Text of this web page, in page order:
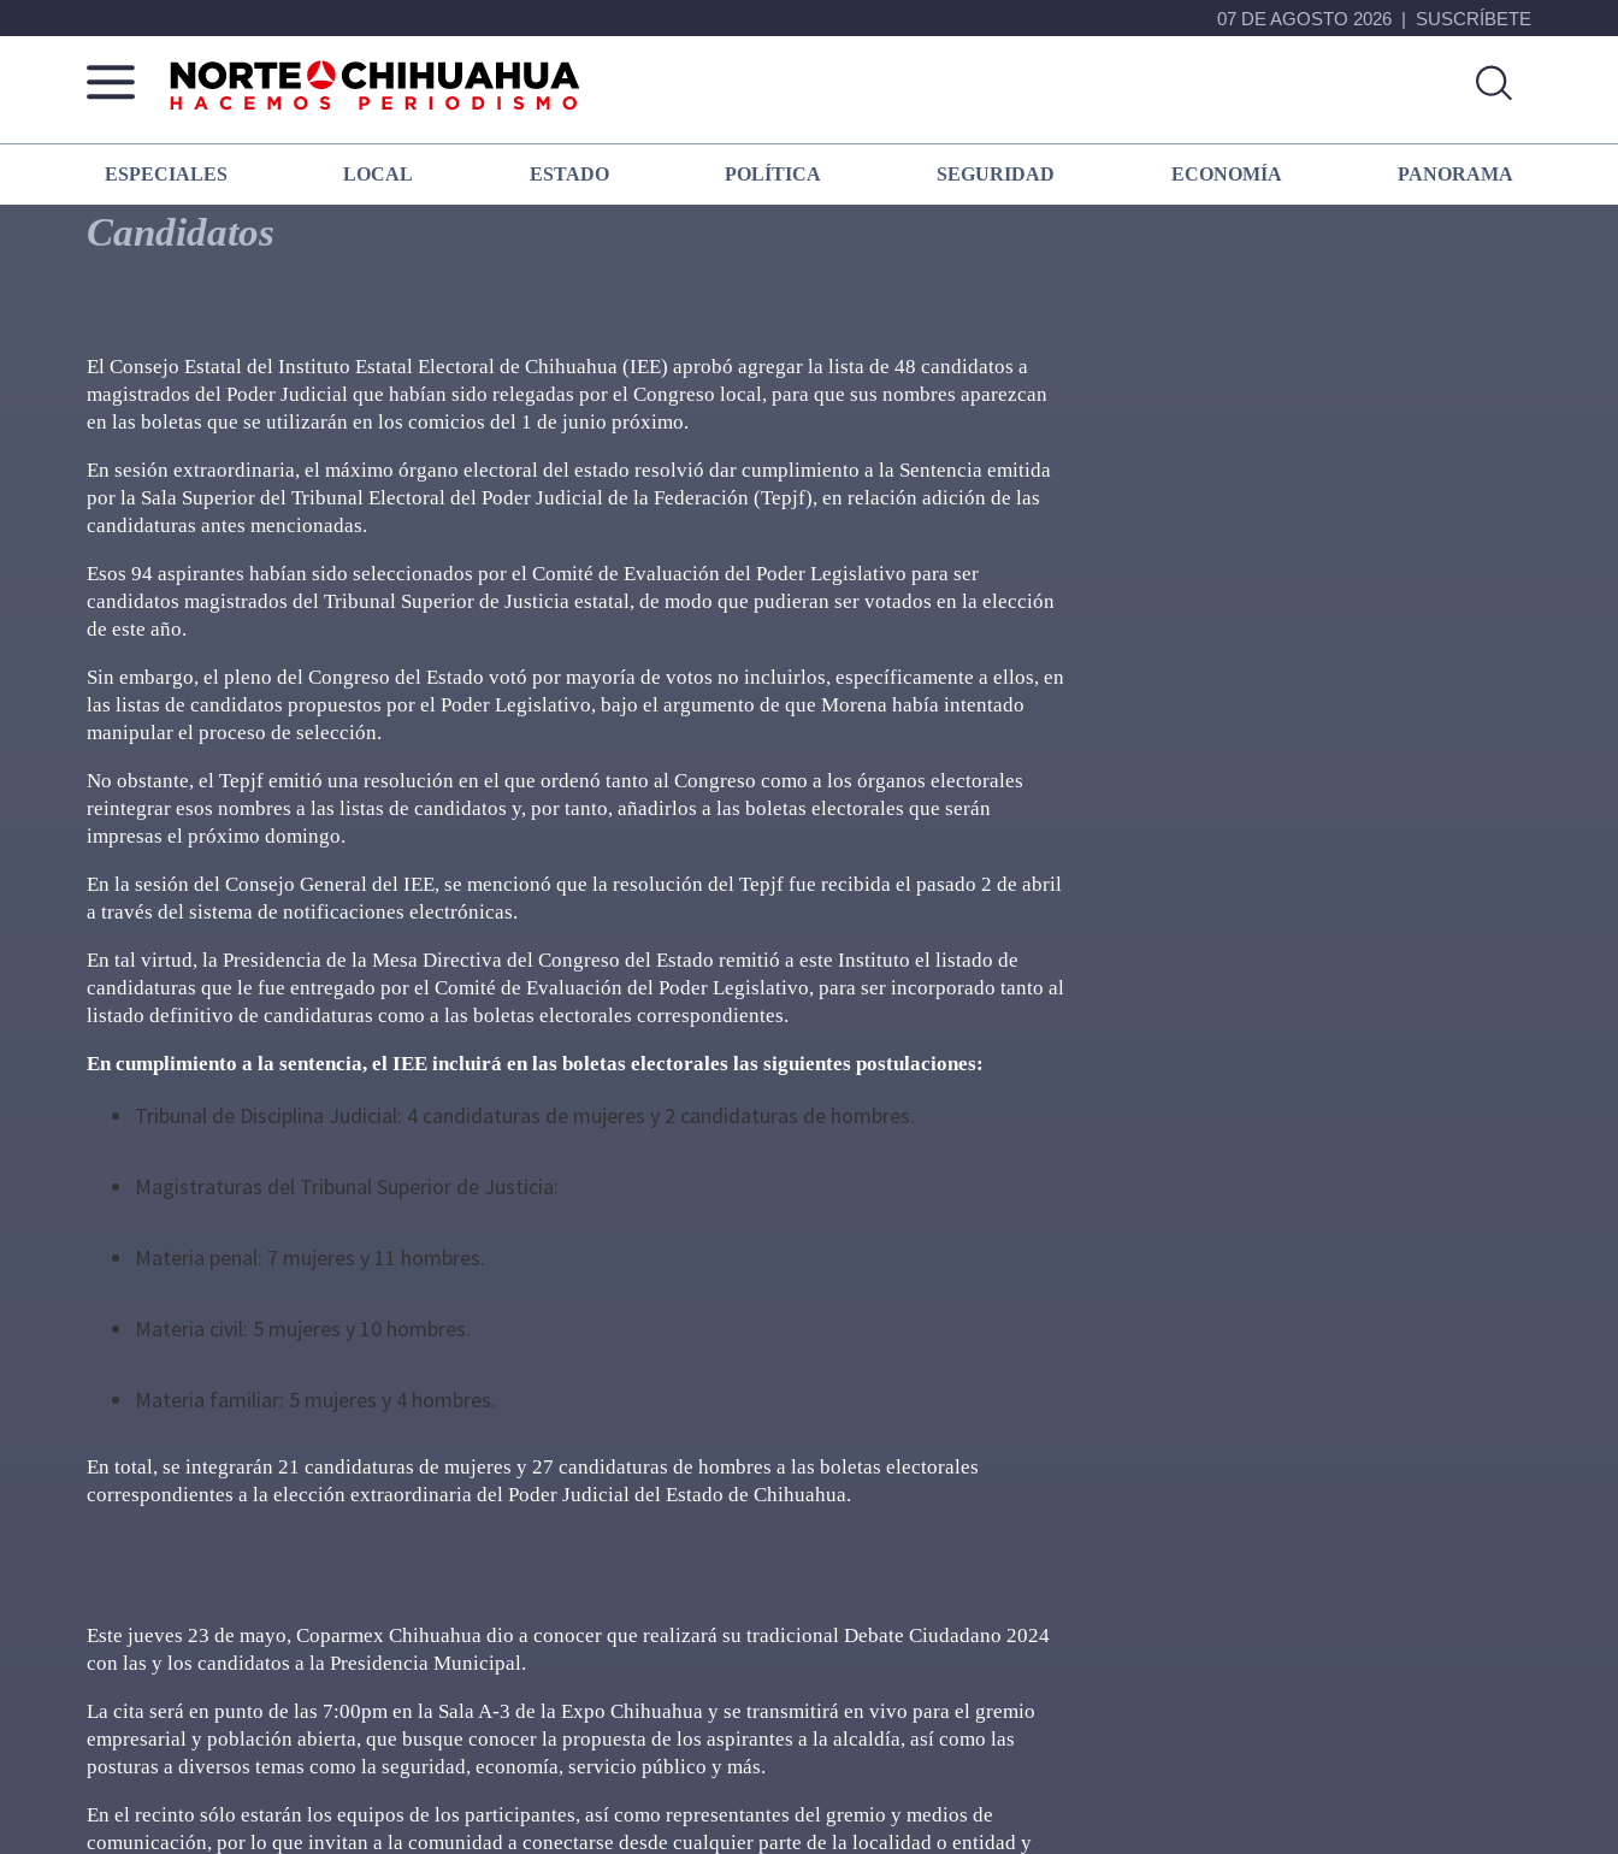
07 DE AGOSTO 2026 SUSCRÍBETE
Norte
De
Chihuahua
Más
que
noticias,
hacemos periodismo
ESPECIALES LOCAL ESTADO POLÍTICA SEGURIDAD ECONOMÍA PANORAMA
Candidatos
El Consejo Estatal del Instituto Estatal Electoral de Chihuahua (IEE) aprobó agregar la lista de 48 candidatos a
magistrados del Poder Judicial que habían sido relegadas por el Congreso local, para que sus nombres aparezcan
en las boletas que se utilizarán en los comicios del 1 de junio próximo.
En sesión extraordinaria, el máximo órgano electoral del estado resolvió dar cumplimiento a la Sentencia emitida
por la Sala Superior del Tribunal Electoral del Poder Judicial de la Federación (Tepjf), en relación adición de las
candidaturas antes mencionadas.
Esos 94 aspirantes habían sido seleccionados por el Comité de Evaluación del Poder Legislativo para ser
candidatos magistrados del Tribunal Superior de Justicia estatal, de modo que pudieran ser votados en la elección
de este año.
Sin embargo, el pleno del Congreso del Estado votó por mayoría de votos no incluirlos, específicamente a ellos, en
las listas de candidatos propuestos por el Poder Legislativo, bajo el argumento de que Morena había intentado
manipular el proceso de selección.
No obstante, el Tepjf emitió una resolución en el que ordenó tanto al Congreso como a los órganos electorales
reintegrar esos nombres a las listas de candidatos y, por tanto, añadirlos a las boletas electorales que serán
impresas el próximo domingo.
En la sesión del Consejo General del IEE, se mencionó que la resolución del Tepjf fue recibida el pasado 2 de abril
a través del sistema de notificaciones electrónicas.
En tal virtud, la Presidencia de la Mesa Directiva del Congreso del Estado remitió a este Instituto el listado de
candidaturas que le fue entregado por el Comité de Evaluación del Poder Legislativo, para ser incorporado tanto al
listado definitivo de candidaturas como a las boletas electorales correspondientes.
En cumplimiento a la sentencia, el IEE incluirá en las boletas electorales las siguientes postulaciones:
Tribunal de Disciplina Judicial: 4 candidaturas de mujeres y 2 candidaturas de hombres.
Magistraturas del Tribunal Superior de Justicia:
Materia penal: 7 mujeres y 11 hombres.
Materia civil: 5 mujeres y 10 hombres.
Materia familiar: 5 mujeres y 4 hombres.
En total, se integrarán 21 candidaturas de mujeres y 27 candidaturas de hombres a las boletas electorales
correspondientes a la elección extraordinaria del Poder Judicial del Estado de Chihuahua.
Este jueves 23 de mayo, Coparmex Chihuahua dio a conocer que realizará su tradicional Debate Ciudadano 2024
con las y los candidatos a la Presidencia Municipal.
La cita será en punto de las 7:00pm en la Sala A-3 de la Expo Chihuahua y se transmitirá en vivo para el gremio
empresarial y población abierta, que busque conocer la propuesta de los aspirantes a la alcaldía, así como las
posturas a diversos temas como la seguridad, economía, servicio público y más.
En el recinto sólo estarán los equipos de los participantes, así como representantes del gremio y medios de
comunicación, por lo que invitan a la comunidad a conectarse desde cualquier parte de la localidad o entidad y